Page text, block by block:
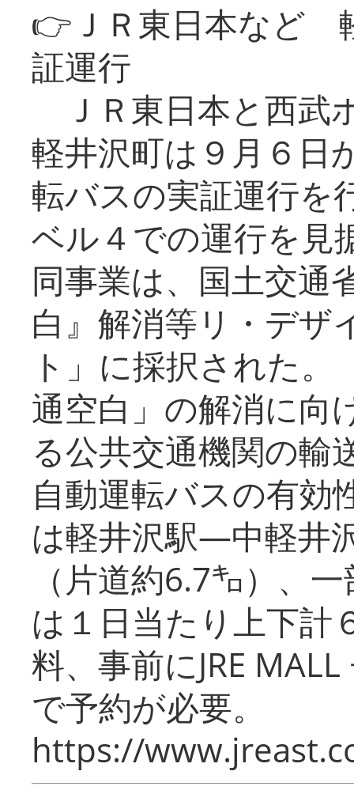
👉ＪＲ東日本など
証運行
ＪＲ東日本と西武
軽井沢町は９月６日
転バスの実証運行を
ベル４での運行を見
同事業は、国土交通
白』解消等リ・デザ
ト」に採択された
通空白」の解消に向
る公共交通機関の輸
自動運転バスの有効
は軽井沢駅―中軽井
（片道約6.7㌔）、
は１日当たり上下計
料、事前にJRE
で予約が必要。
https://